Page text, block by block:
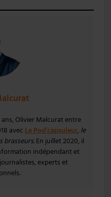
Olivier Malcurat entre
avec Le Pod’capsuleur, le
brasseurs. En juillet 2020, il
indépendant et
experts et